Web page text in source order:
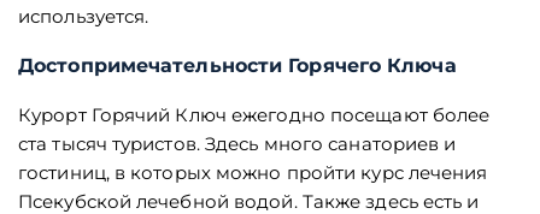
используется.
Достопримечательности Горячего Ключа
Курорт Горячий Ключ ежегодно посещают более
ста тысяч туристов. Здесь много санаториев и
гостиниц, в которых можно пройти курс лечения
Псекубской лечебной водой. Также здесь есть и